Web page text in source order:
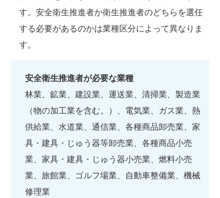
す。安全衛生推進者か衛生推進者のどちらを選任
する必要があるのかは業種区分によって異なりま
す。
安全衛生推進者が必要な業種
林業、鉱業、建設業、運送業、清掃業、製造業
（物の加工業を含む。）、電気業、ガス業、熱
供給業、水道業、通信業、各種商品卸売業、家
具・建具・じゅう器等卸売業、各種商品小売
業、家具・建具・じゅう器小売業、燃料小売
業、旅館業、ゴルフ場業、自動車整備業、機械
修理業